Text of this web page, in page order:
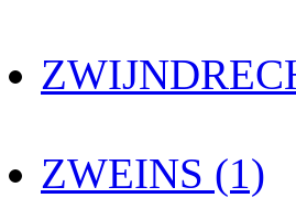
ZWEINS (1)